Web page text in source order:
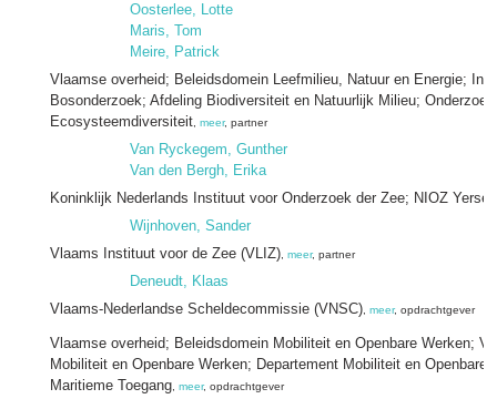
Oosterlee, Lotte
Maris, Tom
Meire, Patrick
Vlaamse overheid; Beleidsdomein Leefmilieu, Natuur en Energie;
Bosonderzoek; Afdeling Biodiversiteit en Natuurlijk Milieu;
Ecosysteemdiversiteit meer, partner
Van Ryckegem, Gunther
Van den Bergh, Erika
Koninklijk Nederlands Instituut voor Onderzoek der Zee; NIOZ
Wijnhoven, Sander
Vlaams Instituut voor de Zee (VLIZ) meer, partner
Deneudt, Klaas
Vlaams-Nederlandse Scheldecommissie (VNSC) meer, opdrachtgever
Vlaamse overheid; Beleidsdomein Mobiliteit en Openbare Werken;
Mobiliteit en Openbare Werken; Departement Mobiliteit en Openbare
Maritieme Toegang meer, opdrachtgever